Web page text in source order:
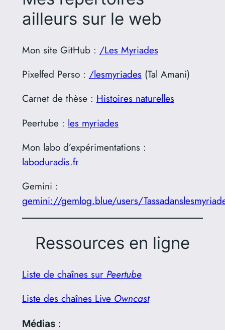
ailleurs sur le web
Mon site GitHub : /Les Myriades
Pixelfed Perso : /lesmyriades(Tal Amani)
Carnet de thèse : Histoires naturelles
Peertube : les myriades
Mon labo d’expérimentations :
laboduradis.fr
Gemini :
gemini://gemlog.blue/users/
Ressources en ligne
Liste de chaînes sur Peertube
Liste des chaînes Live Owncast
Médias :